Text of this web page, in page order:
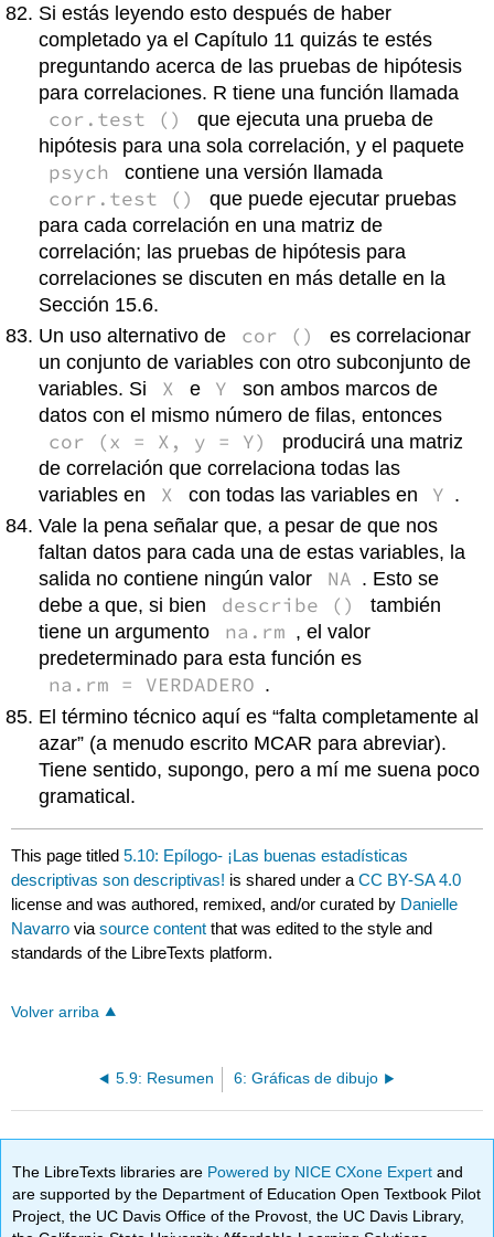
Si estás leyendo esto después de haber
completado ya el Capítulo 11 quizás te estés
preguntando acerca de las pruebas de hipótesis
para correlaciones. R tiene una función llamada
cor.test ()
que ejecuta una prueba de
hipótesis para una sola correlación, y el paquete
psych contiene una versión llamada
corr.test ()
que puede ejecutar pruebas
para cada correlación en una matriz de
correlación; las pruebas de hipótesis para
correlaciones se discuten en más detalle en la
Sección 15.6.
Un uso alternativo de
cor ()
es correlacionar
un conjunto de variables con otro subconjunto de
variables. Si
X e Y
son ambos marcos de
datos con el mismo número de filas, entonces
cor (x = X, y = Y)
producirá una matriz
de correlación que correlaciona todas las
variables en
X con todas las variables en Y .
Vale la pena señalar que, a pesar de que nos
faltan datos para cada una de estas variables, la
salida no contiene ningún valor
NA . Esto se
debe a que, si bien
describe ()
también
tiene un argumento
na.rm , el valor
predeterminado para esta función es
na.rm = VERDADERO .
El término técnico aquí es “falta completamente al
azar” (a menudo escrito MCAR para abreviar).
Tiene sentido, supongo, pero a mí me suena poco
gramatical.
This page titled5.10: Epílogo- ¡Las buenas estadísticas
descriptivas son descriptivas! is shared under aCC BY-SA 4.0
license and was authored, remixed, and/or curated by Danielle
Navarro viasource content that was edited to the style and
standards of the LibreTexts platform.
Volver arriba
5.9: Resumen 6: Gráficas de dibujo
The LibreTexts libraries are Powered by NICE CXone Expertand
are supported by the Department of Education Open Textbook Pilot
Project, the UC Davis Office of the Provost, the UC Davis Library,